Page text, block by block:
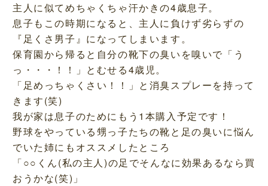
主人に似てめちゃくちゃ汗かきの4歳息子。
息子もこの時期になると、主人に負けず劣らずの
『足くさ男子』になってしまいます。
保育園から帰ると自分の靴下の臭いを嗅いで「う
っ・・・！！」とむせる4歳児。
「足めっちゃくさい！！」と消臭スプレーを持って
きます(笑)
我が家は息子のためにもう1本購入予定です！
野球をやっている甥っ子たちの靴と足の臭いに悩ん
でいた姉にもオススメしたところ
「○○くん(私の主人)の足でそんなに効果あるなら買
おうかな(笑)」